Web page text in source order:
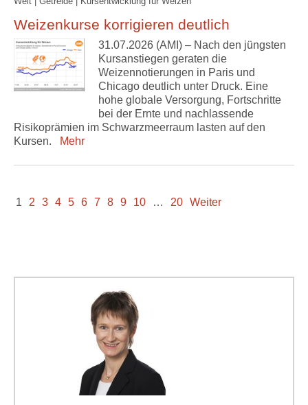
Weizenkurse korrigieren deutlich
31.07.2026 (AMI) – Nach den jüngsten
Kursanstiegen geraten die
Weizennotierungen in Paris und
Chicago deutlich unter Druck. Eine
hohe globale Versorgung, Fortschritte
bei der Ernte und nachlassende
Risikoprämien im Schwarzmeerraum lasten auf den
Kursen.
Mehr
1 2 3 4 5 6 7 8 9 10 … 20 Weiter